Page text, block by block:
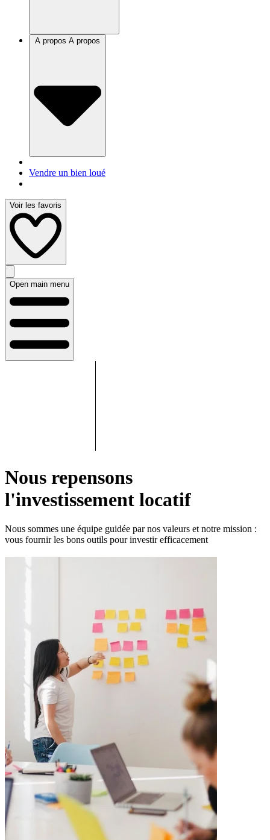
A propos
Vendre un bien loué
Voir les favoris
Open main menu
Nous repensons
l'investissement locatif
Nous sommes une équipe guidée par nos valeurs et notre mission :
vous fournir les bons outils pour investir efficacement